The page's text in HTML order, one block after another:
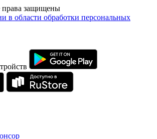
права защищены
в области обработки персональных